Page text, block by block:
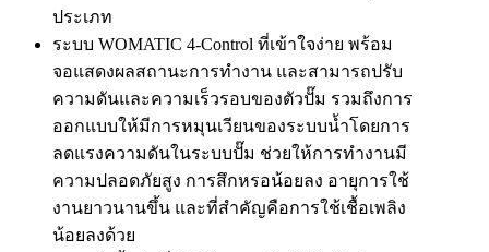
ประเภท
ระบบ WOMATIC 4-Control ที่เข้าใจง่าย พร้อม
จอแสดงผลสถานะการทำงาน และสามารถปรับ
ความดันและความเร็วรอบของตัวปั๊ม รวมถึงการ
ออกแบบให้มีการหมุนเวียนของระบบน้ำโดยการ
ลดแรงความดันในระบบปั๊ม ช่วยให้การทำงานมี
ความปลอดภัยสูง การสึกหรอน้อยลง อายุการใช้
งานยาวนานขึ้น และที่สำคัญคือการใช้เชื้อเพลิง
น้อยลงด้วย